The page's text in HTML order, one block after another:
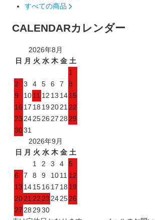
すべての商品
CALENDARカレンダー
2026年8月
日
月 火 水 木 金 土
1
2
3 4 5 6 7
8
9
1011 12 13 1415
16 17 18 19 2021 22
23 242526 27 28 29
3031
2026年9月
日
月 火 水 木 金 土
1
2 3 4
5
6
7 8 9 1011 12
13 141516 17 18 19
2021 22 23 242526
27 28 2930